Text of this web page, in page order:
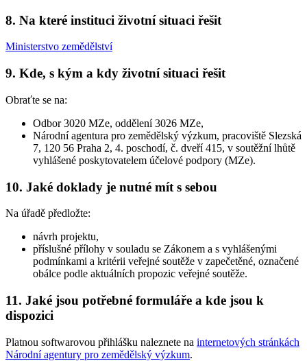
8. Na které instituci životní situaci řešit
Ministerstvo zemědělství
9. Kde, s kým a kdy životní situaci řešit
Obraťte se na:
Odbor 3020 MZe, oddělení 3026 MZe,
Národní agentura pro zemědělský výzkum, pracoviště Slezská
7, 120 56 Praha 2, 4. poschodí, č. dveří 415, v soutěžní lhůtě
vyhlášené poskytovatelem účelové podpory (MZe).
10. Jaké doklady je nutné mít s sebou
Na úřadě předložte:
návrh projektu,
příslušné přílohy v souladu se Zákonem a s vyhlášenými
podmínkami a kritérii veřejné soutěže v zapečetěné, označené
obálce podle aktuálních propozic veřejné soutěže.
11. Jaké jsou potřebné formuláře a kde jsou k
dispozici
Platnou softwarovou přihlášku naleznete na internetových stránkách
Národní agentury pro zemědělský výzkum.